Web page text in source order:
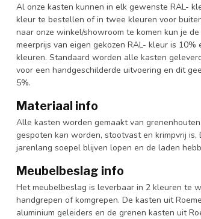
Al onze kasten kunnen in elk gewenste RAL-
kleur te bestellen of in twee kleuren voor
naar onze winkel/showroom te komen kun je
meerprijs van eigen gekozen RAL- kleur is
kleuren. Standaard worden alle kasten
voor een handgeschilderde uitvoering en dit
5%.
Materiaal info
Alle kasten worden gemaakt van
gespoten kan worden, stootvast en krimpvrij
jarenlang soepel blijven lopen en de laden
Meubelbeslag info
Het meubelbeslag is leverbaar in 2 kleuren te
handgrepen of komgrepen. De kasten uit
aluminium geleiders en de grenen kasten uit